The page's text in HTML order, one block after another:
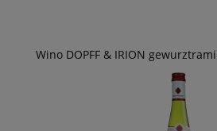
Wino DOPFF & IRION